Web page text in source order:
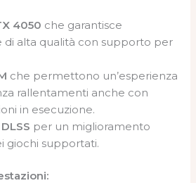
4050 che garantisce
di alta qualità con supporto per
che permettono un’esperienza
rallentamenti anche con
in esecuzione.
per un miglioramento
giochi supportati.